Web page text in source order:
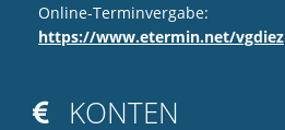
Online-Terminvergabe:
https://www.etermin.net/vgdiez
 KONTEN